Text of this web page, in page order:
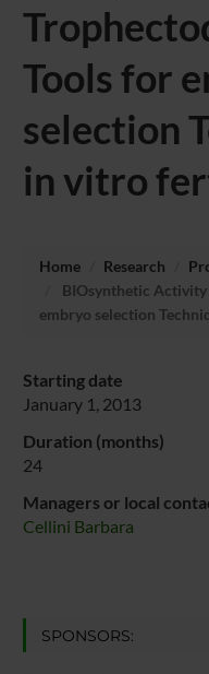
Tools for
selection
in vitro
Home Research
BIOsynthetic
embryo selection
Starting date
January 1, 2013
Duration (months)
24
Managers or local
Cellini Barbara
SPONSORS: